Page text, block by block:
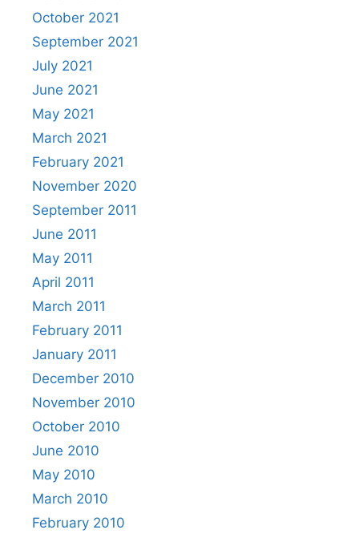
October 2021
September 2021
July 2021
June 2021
May 2021
March 2021
February 2021
November 2020
September 2011
June 2011
May 2011
April 2011
March 2011
February 2011
January 2011
December 2010
November 2010
October 2010
June 2010
May 2010
March 2010
February 2010